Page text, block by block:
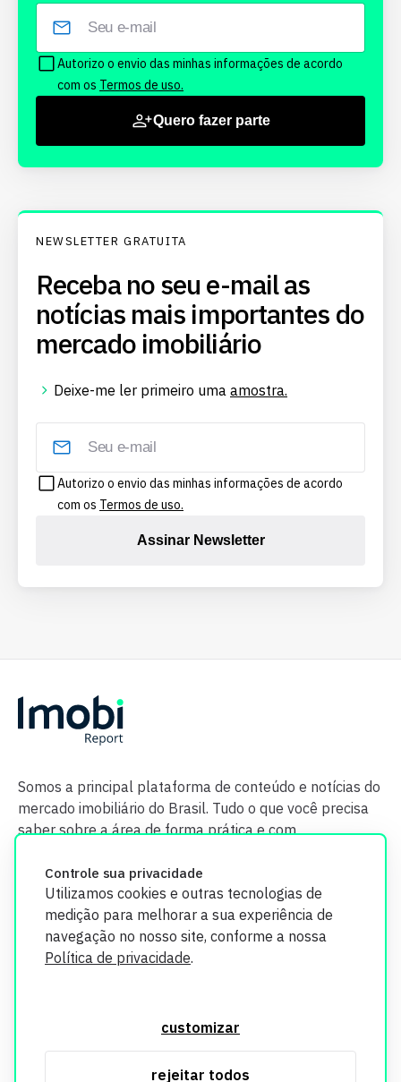
Controle sua privacidade
Utilizamos cookies e outras tecnologias de
medição para melhorar a sua experiência de
navegação no nosso site, conforme a nossa
Política de privacidade.
customizar
rejeitar todos
Autorizo o envio das minhas informações de acordo
com os Termos de uso.
Quero fazer parte
NEWSLETTER GRATUITA
Receba no seu e-mail as
notícias mais importantes do
mercado imobiliário
Deixe-me ler primeiro uma amostra.
Autorizo o envio das minhas informações de acordo
com os Termos de uso.
Assinar Newsletter
Somos a principal plataforma de conteúdo e notícias do
mercado imobiliário do Brasil. Tudo o que você precisa
saber sobre a área de forma prática e com
segurança. Todos os dados coletados em nosso site são
utilizados exclusivamente para fins de aprimoramento de
informações, consulte nossa Política de Privacidade.